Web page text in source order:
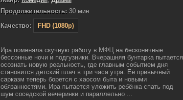
Продолжительность: 30 мин
Качество:
FHD (1080p)
Ира поменяла скучную работу в МФЦ на бесконечные
бессонные ночи и подгузники. Вчерашняя бунтарка пытается
осознать новую реальность, где главным событием дня
становится детский плач в три часа утра. Её привычный
сарказм теперь борется с хаосом быта и новыми
обязанностями. Ира пытается уложить ребёнка спать под
шум соседской вечеринки и параллельно ...